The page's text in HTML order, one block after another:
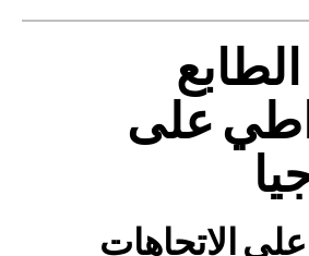
الطابع
على
الاتجاهات